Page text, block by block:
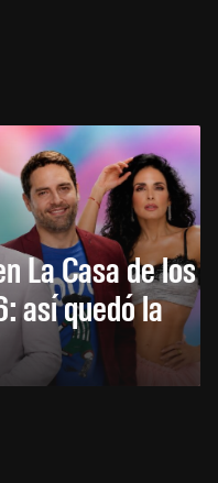
La Casa de los
así quedó la